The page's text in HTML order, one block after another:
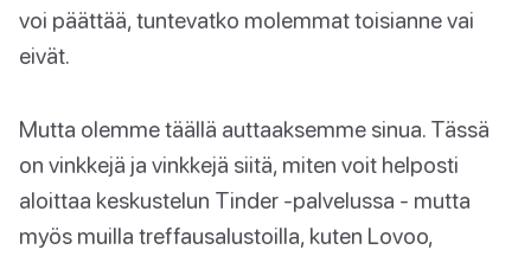
voi päättää, tuntevatko molemmat toisianne vai
eivät.
Mutta olemme täällä auttaaksemme sinua. Tässä
on vinkkejä ja vinkkejä siitä, miten voit helposti
aloittaa keskustelun Tinder -palvelussa - mutta
myös muilla treffausalustoilla, kuten Lovoo,